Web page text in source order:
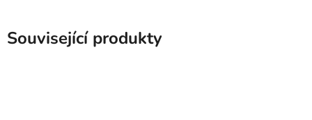
Související produkty